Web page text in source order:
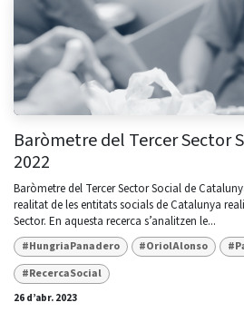
Baròmetre del Tercer Sector
2022
Baròmetre del Tercer Sector Social de
realitat de les entitats socials de Catalunya
Sector. En aquesta recerca s’analitzen le...
#HungriaPanadero #OriolAlonso
#RecercaSocial
26 d’abr. 2023